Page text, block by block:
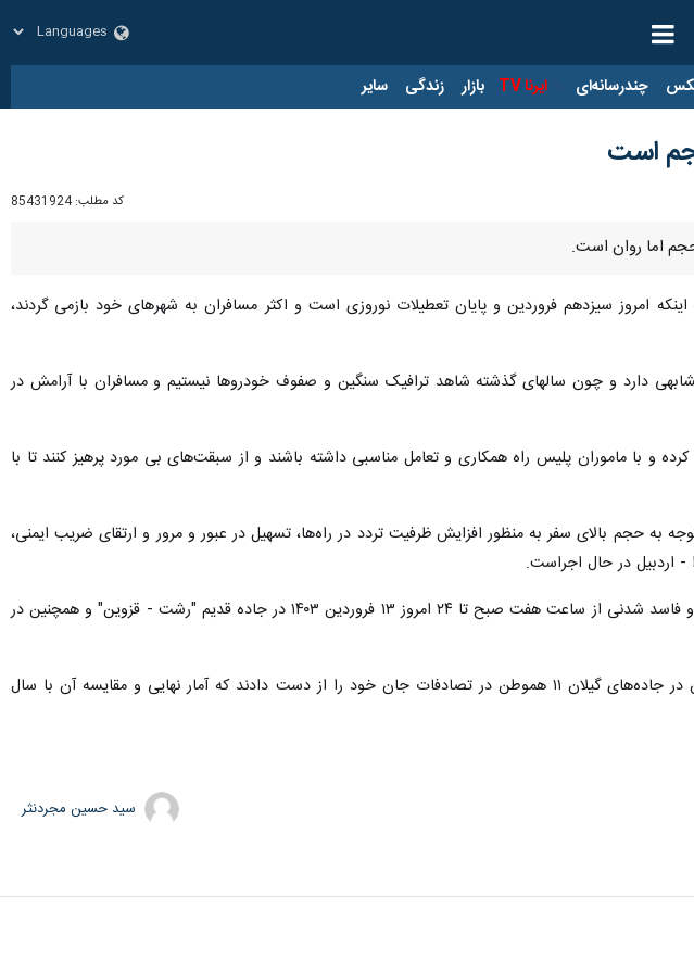
چندرسانه‌ای ایرنا TV بازار زندگی سایر
است
کد مطلب: 85431924
اما روان است.
اینکه امروز سیزدهم فروردین و پایان تعطیلات نوروزی است و اکثر مسافران به شهرهای خود بازمی گردند،
دارد و چون سالهای گذشته شاهد ترافیک سنگین و صفوف خودروها نیستیم و مسافران با آرامش در
و با ماموران پلیس راه همکاری و تعامل مناسبی داشته باشند و از سبقت‌های بی مورد پرهیز کنند تا با
ترافیکی در ۲ مسیراستان بیان کرد: با توجه به حجم بالای سفر به منظور افزایش ظرفیت تردد در راه‌ها، تسهیل در عبور و مرور و ارتقای ضریب ایمنی،
اردبیل در حال اجراست.
وی اضافه کرد: رفت و آمد همه تریلرها و کامیون‌ها به استثنای حاملان مواد سوختی و فاسد شدنی از ساعت هفت صبح تا ۲۴ امروز ۱۳ فروردین ۱۴۰۳ در جاده قدیم "رشت - قزوین" و همچنین در
سرهنگ صفاری در ادامه با اشاره به سوانح جاده ای نوروز امسال بیان کرد: تاکنون در جاده‌های گیلان ۱۱ هموطن در تصادفات جان خود را از دست دادند که آمار نهایی و مقایسه آن با سال
سید حسین مجردنثر